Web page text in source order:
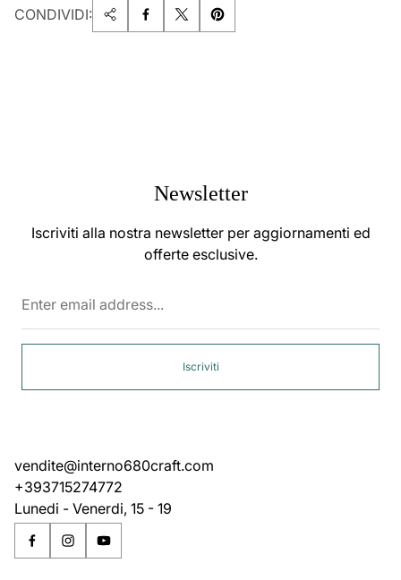
CONDIVIDI:
Newsletter
Iscriviti alla nostra newsletter per aggiornamenti ed
offerte esclusive.
Iscriviti
vendite@interno680craft.com
+393715274772
Lunedi - Venerdi, 15 - 19